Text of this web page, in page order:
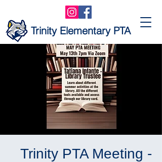
Trinity Elementary PTA
Trinity PTA Meeting -